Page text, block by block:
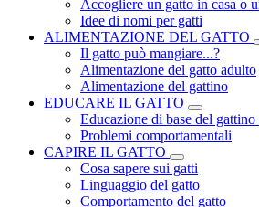
Accogliere un gatto in casa o
Idee di nomi per gatti
ALIMENTAZIONE DEL GATTO
Il gatto può mangiare...?
Alimentazione del gatto adulto
Alimentazione del gattino
EDUCARE IL GATTO
Educazione di base del
Problemi comportamentali
CAPIRE IL GATTO
Cosa sapere sui gatti
Linguaggio del gatto
Comportamento del gatto